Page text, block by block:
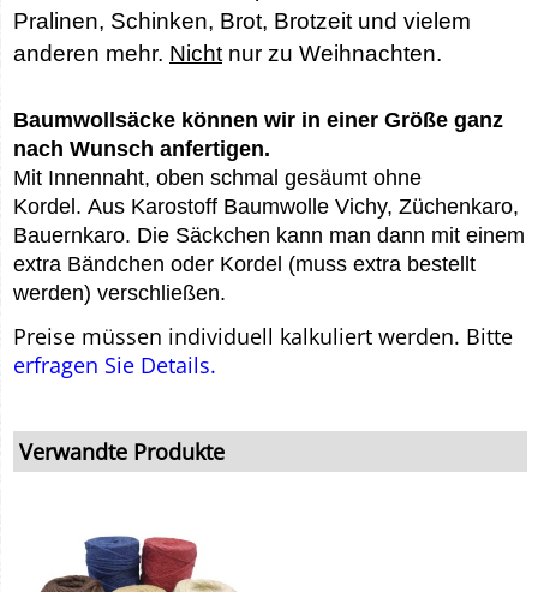
Pralinen, Schinken, Brot, Brotzeit und vielem
anderen mehr. Nichtnur zu Weihnachten.
Baumwollsäcke können wir in einer Größe ganz
nach Wunsch anfertigen.
Mit Innennaht, oben schmal gesäumt ohne
Kordel. Aus Karostoff Baumwolle Vichy, Züchenkaro,
Bauernkaro. Die Säckchen kann man dann mit einem
extra Bändchen oder Kordel (muss extra bestellt
werden) verschließen.
Preise müssen individuell kalkuliert werden. Bitte
erfragen Sie Details.
Verwandte Produkte